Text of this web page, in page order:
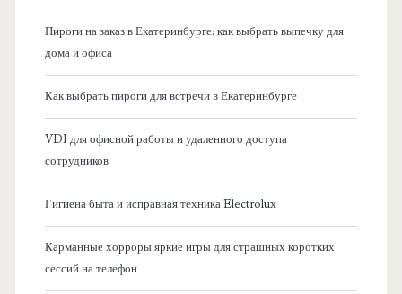
Пироги на заказ в Екатеринбурге: как выбрать выпечку для
дома и офиса
Как выбрать пироги для встречи в Екатеринбурге
VDI для офисной работы и удаленного доступа
сотрудников
Гигиена быта и исправная техника Electrolux
Карманные хорроры яркие игры для страшных коротких
сессий на телефон